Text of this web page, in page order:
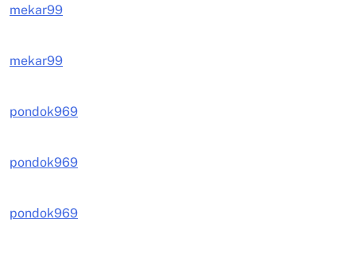
mekar99
mekar99
pondok969
pondok969
pondok969